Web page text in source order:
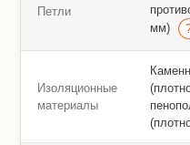
Петли
мм)
Изоляционные
материалы